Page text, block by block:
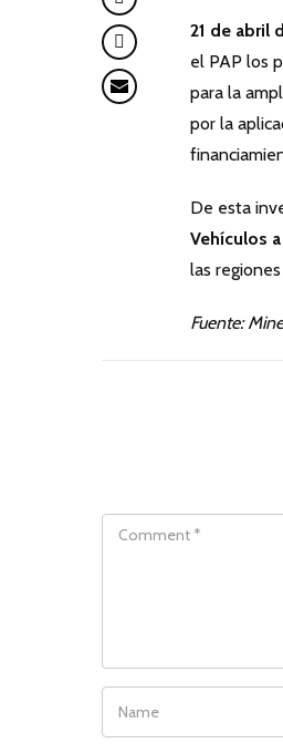
21 de abril
el PAP los
para la
por la
De esta
Vehículos a
las
Fuente:
COMMENT
NAME